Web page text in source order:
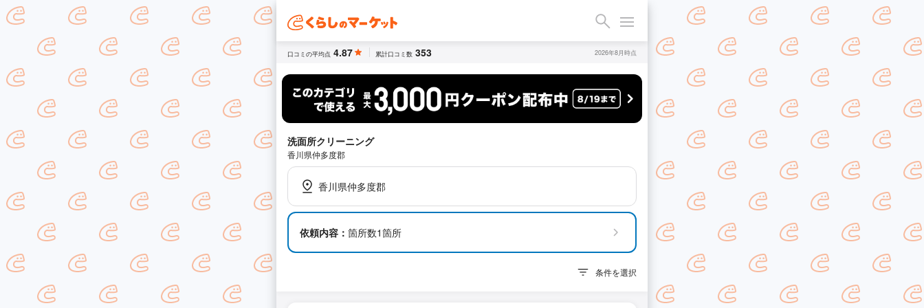
口コミの平均点 4.87 累計口コミ数 353 2026年8月時点
洗面所クリーニング
香川県仲多度郡
香川県仲多度郡
依頼内容： 箇所数1箇所
条件を選択